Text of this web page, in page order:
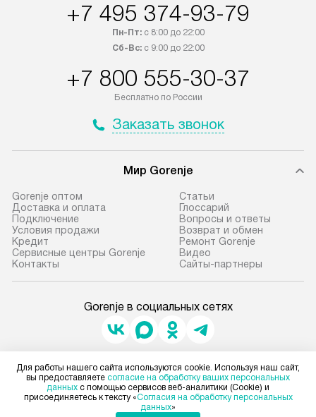
+7 495 374-93-79
Пн-Пт:с 8:00 до 22:00
Сб-Вс:с 9:00 до 22:00
+7 800 555-30-37
Бесплатно по России
Заказать звонок
Мир Gorenje
Gorenje оптом
Доставка и оплата
Подключение
Условия продажи
Кредит
Сервисные центры Gorenje
Контакты
Cтатьи
Глоссарий
Вопросы и ответы
Возврат и обмен
Ремонт Gorenje
Видео
Сайты-партнеры
Gorenje в социальных сетях
Для физических лиц
shop@gorenje-ru.ru
Для юридических лиц
business@kvalitet.company
Для работы нашего сайта используются cookie. Используя наш сайт,
вы предоставляете согласие на обработку ваших персональных
данных с помощью сервисов веб-аналитики (Cookie) и
присоединяетесь к тексту «Согласия на обработку персональных
данных»